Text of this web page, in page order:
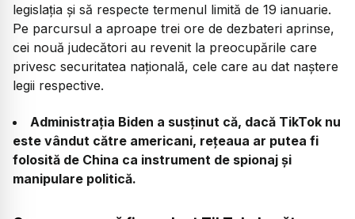
legislația și să respecte termenul limită de 19 ianuarie.
Pe parcursul a aproape trei ore de dezbateri aprinse,
cei nouă judecători au revenit la preocupările care
privesc securitatea națională, cele care au dat naștere
legii respective.
Administrația Biden a susținut că, dacă TikTok nu
este vândut către americani, rețeaua ar putea fi
folosită de China ca instrument de spionaj și
manipulare politică.